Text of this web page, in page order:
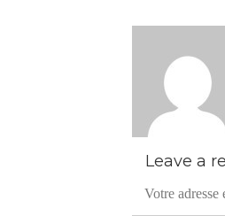
Leave a
Votre adresse